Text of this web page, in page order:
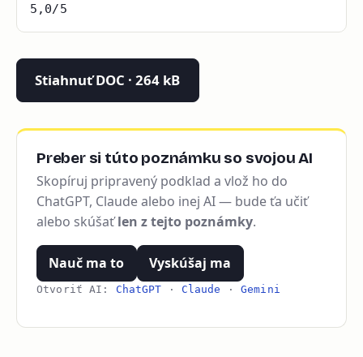
5,0/5
Stiahnuť DOC · 264 kB
Preber si túto poznámku so svojou AI
Skopíruj pripravený podklad a vlož ho do
ChatGPT, Claude alebo inej AI — bude ťa učiť
alebo skúšaťlen z tejto poznámky.
Nauč ma to Vyskúšaj ma
Otvoriť AI: ChatGPT · Claude ·Gemini